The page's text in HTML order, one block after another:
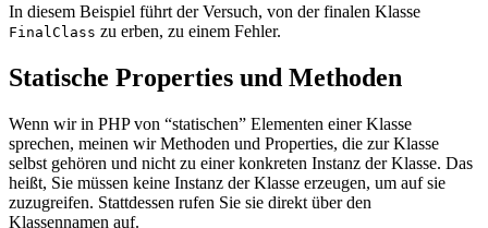
In diesem Beispiel führt der Versuch, von der finalen Klasse
FinalClass zu erben, zu einem Fehler.
Statische Properties und Methoden
Wenn wir in PHP von “statischen” Elementen einer Klasse
sprechen, meinen wir Methoden und Properties, die zur Klasse
selbst gehören und nicht zu einer konkreten Instanz der Klasse. Das
heißt, Sie müssen keine Instanz der Klasse erzeugen, um auf sie
zuzugreifen. Stattdessen rufen Sie sie direkt über den
Klassennamen auf.